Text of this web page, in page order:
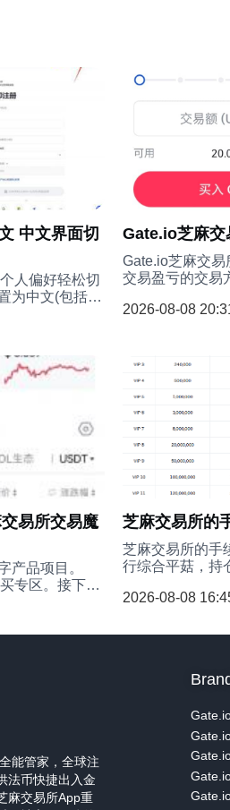
中文界面切
人偏好轻松切
为中文(包括简
网站，还是使
Gate.io芝麻交
Gate.io芝麻交
交易盈亏的交易
不过，在享受高
产，从而产生
资产作为保证
易。这一过程
行借款、交易
杆交易操作指南
2026-08-08
易所交易魔
产品项目。
专区。接下
芝麻交易所的
芝麻交易所的手
行综合平菇，持
级的折扣，以下
关于芝麻交易所
2026-08-08
能管家，全球注
法币快捷出入金
麻交易所App重